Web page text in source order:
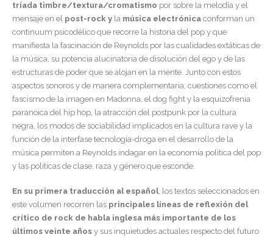
tríada timbre/textura/cromatismo por sobre la melodía y el
mensaje en el post-rock y la música electrónica conforman un
continuum psicodélico que recorre la historia del pop y que
manifiesta la fascinación de Reynolds por las cualidades extáticas de
la música, su potencia alucinatoria de disolución del ego y de las
estructuras de poder que se alojan en la mente. Junto con estos
aspectos sonoros y de manera complementaria, cuestiones como el
fascismo de la imagen en Madonna, el dog fight y la esquizofrenia
paranoica del hip hop, la atracción del postpunk por la cultura
negra, los modos de sociabilidad implicados en la cultura rave y la
función de la interfase tecnología-droga en el desarrollo de la
música permiten a Reynolds indagar en la economía política del pop
y las políticas de clase, raza y género que esconde.
En su primera traducción al español , los textos seleccionados en
este volumen recorren las principales líneas de reflexión del
crítico de rock de habla inglesa más importante de los
últimos veinte años y sus inquietudes actuales respecto del futuro